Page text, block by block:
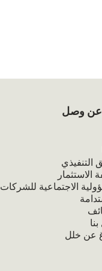
عن وصل
التنفيذي
الاستثمار
الاجتماعية للشركات
عن خلل